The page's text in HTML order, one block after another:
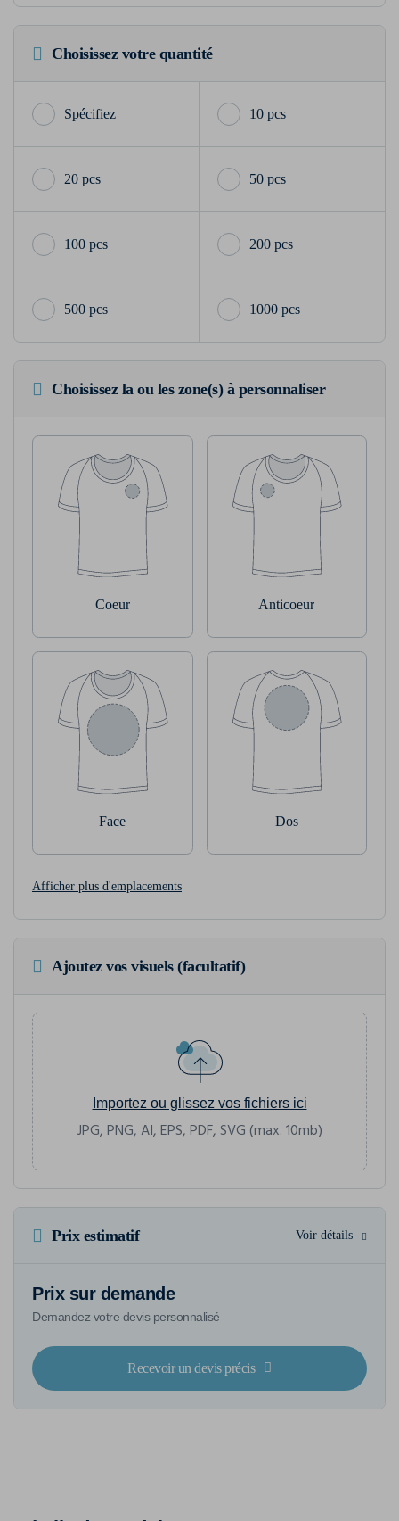
Choisissez votre quantité
10 pcs
20 pcs 50 pcs
100 pcs 200 pcs
500 pcs 1000 pcs
Choisissez la ou les zone(s) à personnaliser
Coeur Anticoeur
Face Dos
Afficher plus d'emplacements
Ajoutez vos visuels (facultatif)
Importez ou glissez vos fichiers ici
JPG, PNG, AI, EPS, PDF, SVG (max. 10mb)
Prix estimatif Voir détails
Prix sur demande
Demandez votre devis personnalisé
Recevoir un devis précis